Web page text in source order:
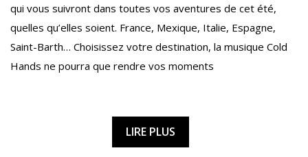
qui vous suivront dans toutes vos aventures de cet été,
quelles qu’elles soient. France, Mexique, Italie, Espagne,
Saint-Barth… Choisissez votre destination, la musique Cold
Hands ne pourra que rendre vos moments
LIRE PLUS